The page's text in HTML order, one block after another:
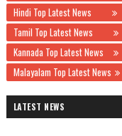
Hindi Top Latest News
Tamil Top Latest News
Kannada Top Latest News
Malayalam Top Latest News
LATEST NEWS